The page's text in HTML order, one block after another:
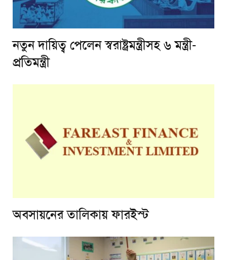
নতুন দায়িত্ব পেলেন স্বরাষ্ট্রমন্ত্রীসহ ৬ মন্ত্রী-
প্রতিমন্ত্রী
অবসায়নের তালিকায় ফারইস্ট